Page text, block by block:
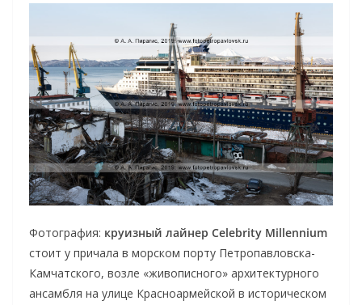
Фотография: круизный лайнер Celebrity Millennium
стоит у причала в морском порту Петропавловска-
Камчатского, возле «живописного» архитектурного
ансамбля на улице Красноармейской в историческом